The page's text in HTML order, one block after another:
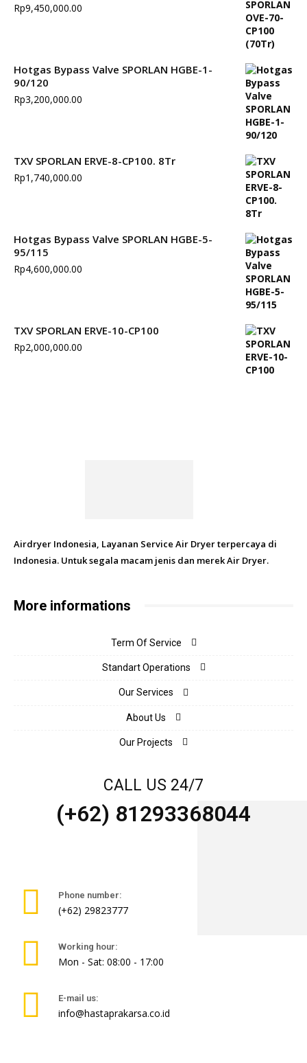
Rp9,450,000.00
Hotgas Bypass Valve SPORLAN HGBE-1-
90/120
Rp3,200,000.00
TXV SPORLAN ERVE-8-CP100. 8Tr
Rp1,740,000.00
Hotgas Bypass Valve SPORLAN HGBE-5-
95/115
Rp4,600,000.00
TXV SPORLAN ERVE-10-CP100
Rp2,000,000.00
Airdryer Indonesia, Layanan Service Air Dryer terpercaya di
Indonesia. Untuk segala macam jenis dan merek Air Dryer.
More informations
Term Of Service
Standart Operations
Our Services
About Us
Our Projects
CALL US 24/7
(+62) 81293368044
Phone number:
(+62) 29823777
Working hour:
Mon - Sat: 08:00 - 17:00
E-mail us:
info@hastaprakarsa.co.id